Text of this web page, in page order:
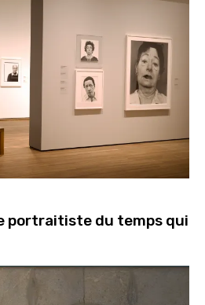
portraitiste du temps qui